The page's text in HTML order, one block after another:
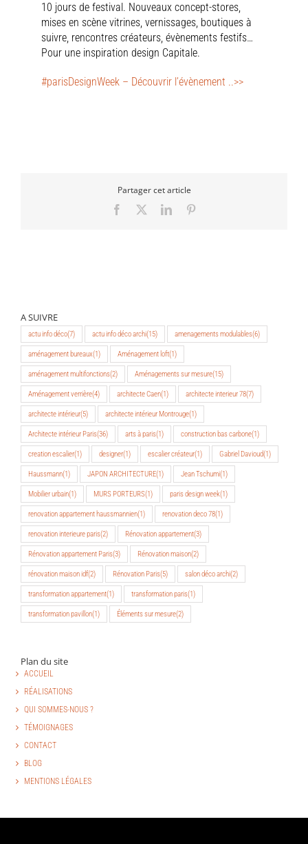
10 jours de festival. Nouveaux concept-stores,
mises en scène vitrines, vernissages, boutiques à
suivre, rencontres créateurs, évènements festifs…
Pour une inspiration design Capitale.
#parisDesignWeek – Découvrir l’évènement ..>>
Partager cet article
Facebook LinkedIn
A SUIVRE
actu info déco(7) actu info déco archi(15) amenagements modulables(6)
aménagement bureaux(1) Aménagement loft(1)
aménagement multifonctions(2) Aménagements sur mesure(15)
Aménagement verrière(4) architecte Caen(1) architecte interieur 78(7)
architecte intérieur(5) architecte intérieur Montrouge(1)
Architecte intérieur Paris(36) arts à paris(1) construction bas carbone(1)
creation escalier(1) designer(1) escalier créateur(1) Gabriel Davioud(1)
Haussmann(1) JAPON ARCHITECTURE(1) Jean Tschumi(1)
Mobilier urbain(1) MURS PORTEURS(1) paris design week(1)
renovation appartement haussmannien(1) renovation deco 78(1)
renovation interieure paris(2) Rénovation appartement(3)
Rénovation appartement Paris(3) Rénovation maison(2)
rénovation maison idf(2) Rénovation Paris(5) salon déco archi(2)
transformation appartement(1) transformation paris(1)
transformation pavillon(1) Éléments sur mesure(2)
Plan du site
ACCUEIL
RÉALISATIONS
QUI SOMMES-NOUS ?
TÉMOIGNAGES
CONTACT
BLOG
MENTIONS LÉGALES